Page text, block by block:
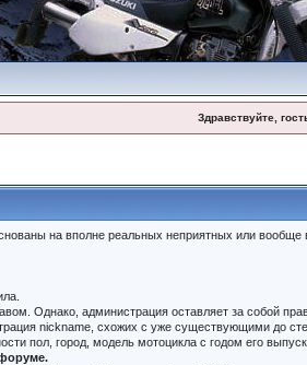
Здравствуйте,
на вполне реальных неприятных или
Однако, администрация оставляет за собой
nickname, схожих с уже существующими до
пол, город, модель мотоцикла с годом его